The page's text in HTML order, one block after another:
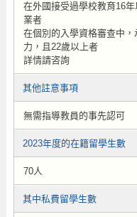
在外國接受過學校教育16
業者
在個別的入學資格審查中
力，且22歲以上者
詳情請咨詢
其他註意事項
無需指導教員的事先認可
2023年度的在籍留學生數
70人
其中私費留學生數